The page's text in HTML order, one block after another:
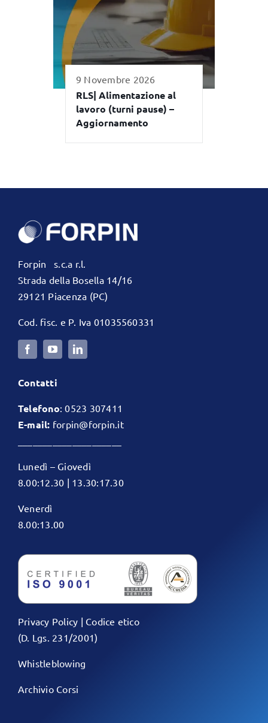
9 Novembre 2026
RLS| Alimentazione al
lavoro (turni pause) –
Aggiornamento
Forpin s.c.a r.l.
Strada della Bosella 14/16
29121 Piacenza (PC)
Cod. fisc. e P. Iva 01035560331
Contatti
Telefono:0523 307411
E-mail: forpin@forpin.it
Lunedì – Giovedì
8.00:12.30 | 13.30:17.30
Venerdì
8.00:13.00
Privacy Policy | Codice etico
(D. Lgs. 231/2001)
Whistleblowing
Archivio Corsi